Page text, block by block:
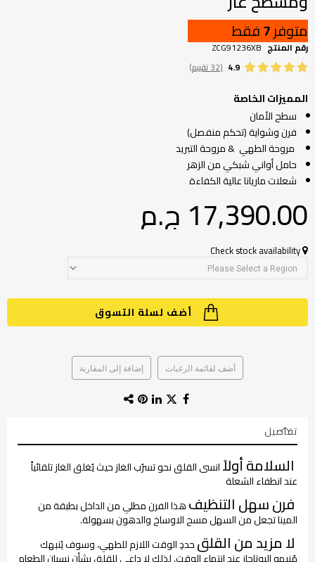
متوفر7فقط
رقم المنتج ZCG91236XB
4.9 (32 تقييم)
المميزات الخاصة
سطح الأمان
فرن وشواية (تحكم منفصل)
مروحة الطهي & مروحة التبريد
حامل أواني شبكي من الزهر
شعلات ماريانا عالية الكفاءة
17,390.00 ج.م‏
Check stock availability
أضف لسلة التسوق
أضف لقائمة الرغبات إضافة إلى المقارنة
تفاصيل
السلامة أولاًانسى القلق نحو تسرُب الغاز حيث يُغلق الغاز تلقائياً
عند انطفاء الشعلة
فرن سهل التنظيفهذا الفرن مطلي من الداخل بطبقة من
المينا تجعل من السهل مسح الاوساخ والدهون بسهولة.
لا مزيد من القلقحددِ الوقت اللازم للطهي، وسوف يُنبهك